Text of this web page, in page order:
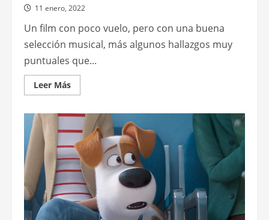
11 enero, 2022
Un film con poco vuelo, pero con una buena
selección musical, más algunos hallazgos muy
puntuales que...
Leer MásLeer
más
Sing
¡ven
y
canta
de
nuevo!